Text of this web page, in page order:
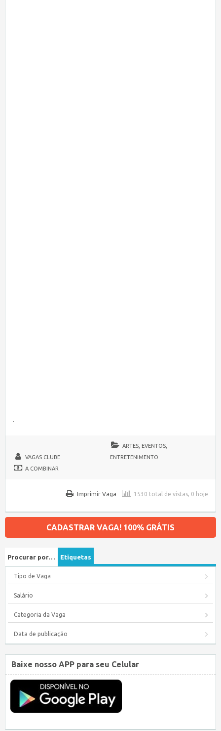
.
VAGAS CLUBE
ARTES, EVENTOS,
ENTRETENIMENTO
A COMBINAR
1530 total de vistas, 0 hoje
Imprimir Vaga
CADASTRAR VAGA! 100% GRÁTIS
Procurar por… Etiquetas
Tipo de Vaga
Salário
Categoria da Vaga
Data de publicação
Baixe nosso APP para seu Celular